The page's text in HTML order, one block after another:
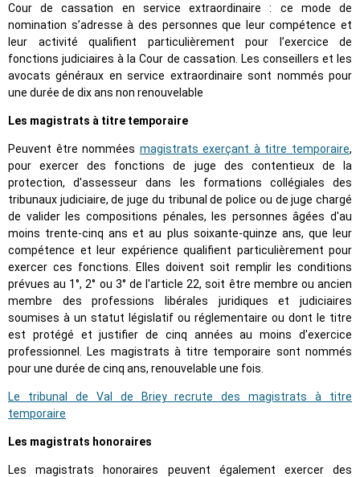
Cour de cassation en service extraordinaire : ce mode de
nomination s’adresse à des personnes que leur compétence et
leur activité qualifient particulièrement pour l’exercice de
fonctions judiciaires à la Cour de cassation. Les conseillers et les
avocats généraux en service extraordinaire sont nommés pour
une durée de dix ans non renouvelable
Les magistrats à titre temporaire
Peuvent être nommées magistrats exerçant à titre temporaire,
pour exercer des fonctions de juge des contentieux de la
protection, d'assesseur dans les formations collégiales des
tribunaux judiciaire, de juge du tribunal de police ou de juge chargé
de valider les compositions pénales, les personnes âgées d'au
moins trente-cinq ans et au plus soixante-quinze ans, que leur
compétence et leur expérience qualifient particulièrement pour
exercer ces fonctions. Elles doivent soit remplir les conditions
prévues au 1°, 2° ou 3° de l'article 22, soit être membre ou ancien
membre des professions libérales juridiques et judiciaires
soumises à un statut législatif ou réglementaire ou dont le titre
est protégé et justifier de cinq années au moins d'exercice
professionnel. Les magistrats à titre temporaire sont nommés
pour une durée de cinq ans, renouvelable une fois.
Le tribunal de Val de Briey recrute des magistrats à titre
temporaire
Les magistrats honoraires
Les magistrats honoraires peuvent également exercer des